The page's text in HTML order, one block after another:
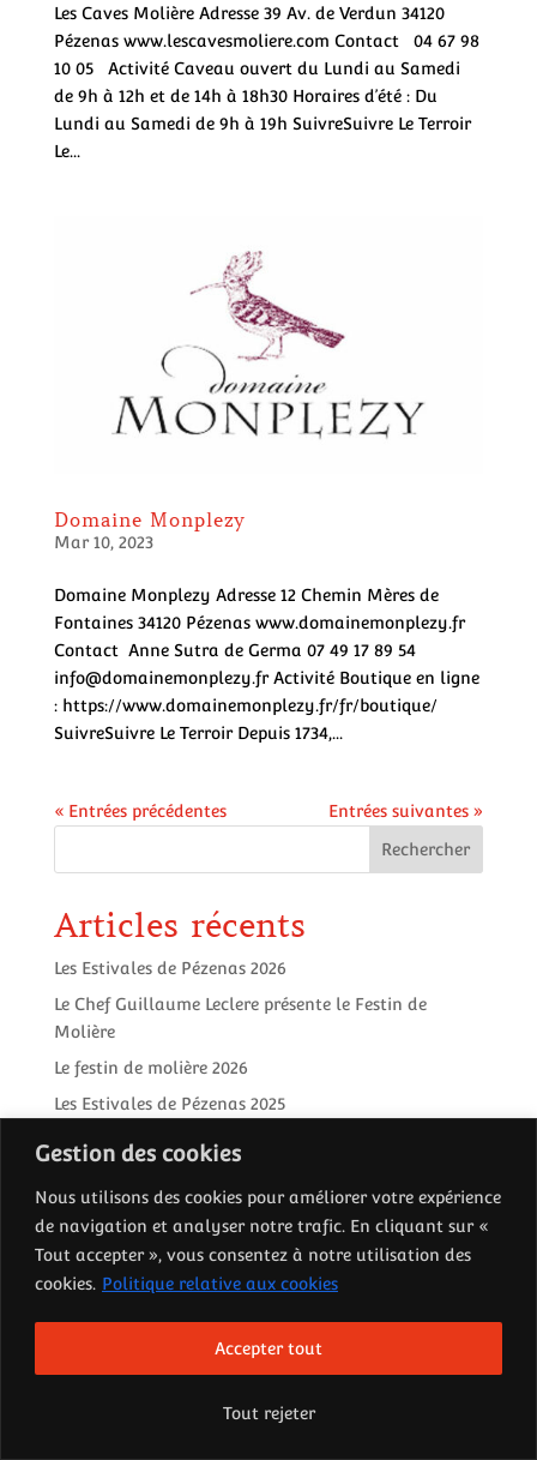
Gestion des cookies
Nous utilisons des cookies pour améliorer votre expérience
de navigation et analyser notre trafic. En cliquant sur «
Tout accepter », vous consentez à notre utilisation des
cookies. Politique relative aux cookies
Tout rejeter
Accepter tout
Les Caves Molière Adresse 39 Av. de Verdun 34120
Pézenas www.lescavesmoliere.com Contact 04 67 98
10 05 Activité Caveau ouvert du Lundi au Samedi
de 9h à 12h et de 14h à 18h30 Horaires d’été : Du
Lundi au Samedi de 9h à 19h SuivreSuivre Le Terroir
Le...
Domaine Monplezy
Mar 10, 2023
Domaine Monplezy Adresse 12 Chemin Mères de
Fontaines 34120 Pézenas www.domainemonplezy.fr
Contact Anne Sutra de Germa 07 49 17 89 54
info@domainemonplezy.fr Activité Boutique en ligne
: https://www.domainemonplezy.fr/fr/boutique/
SuivreSuivre Le Terroir Depuis 1734,...
« Entrées précédentes
Entrées suivantes »
Rechercher
Articles récents
Les Estivales de Pézenas 2026
Le Chef Guillaume Leclere présente le Festin de
Molière
Le festin de molière 2026
Les Estivales de Pézenas 2025
Succès du Festin de Molière
Commentaires récents
Aucun commentaire à afficher.
Une création